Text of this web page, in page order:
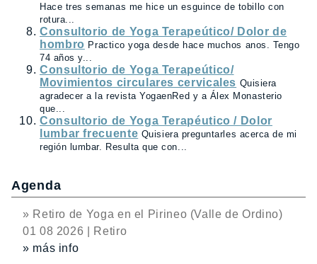
Hace tres semanas me hice un esguince de tobillo con
rotura...
Consultorio de Yoga Terapeútico/ Dolor de
hombro Practico yoga desde hace muchos anos. Tengo
74 años y...
Consultorio de Yoga Terapeútico/
Movimientos circulares cervicales Quisiera
agradecer a la revista YogaenRed y a Álex Monasterio
que...
Consultorio de Yoga Terapéutico / Dolor
lumbar frecuente Quisiera preguntarles acerca de mi
región lumbar. Resulta que con...
Agenda
» Retiro de Yoga en el Pirineo (Valle de Ordino)
01 08 2026 | Retiro
» más info